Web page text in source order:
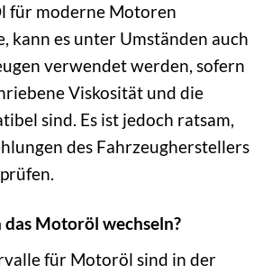
für moderne Motoren
kann es unter Umständen auch
verwendet werden, sofern
Viskosität und die
sind. Es ist jedoch ratsam,
des Fahrzeugherstellers
Motoröl wechseln?
für Motoröl sind in der